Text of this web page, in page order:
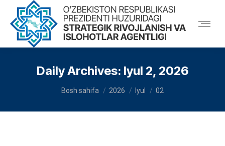
Daily Archives: Iyul 2, 2026
You are here:
Bosh sahifa 2026 Iyul 02